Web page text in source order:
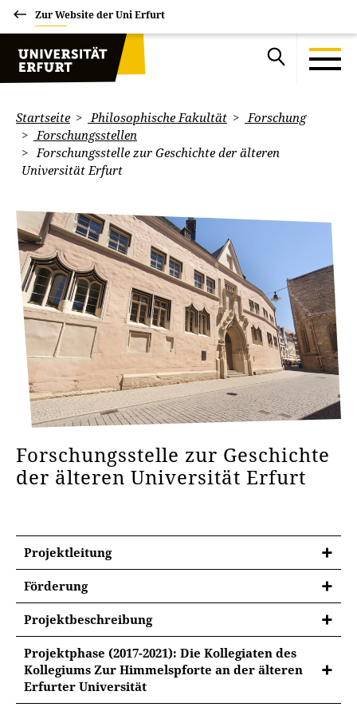
Zur Website der Uni Erfurt
Startseite Philosophische Fakultät
Forschung
Forschungsstellen
Forschungsstelle zur Geschichte der älteren
Universität Erfurt
Forschungsstelle zur Geschichte
der älteren Universität Erfurt
Projektleitung
Förderung
DFG - Deutsche Forschungsgemeinschaft
Eigenmittel der Universität Erfurt
Sparkassenstiftung Erfurt
Projektbeschreibung
Das Kollegium „Zur Himmelspforte“ (collegium Porta
Coeli) an der älteren Erfurter Universität [
geschichtlicher Überblick
Projektphase (2017-2021): Die Kollegiaten des
Kollegiums Zur Himmelspforte an der älteren
Erfurter Universität